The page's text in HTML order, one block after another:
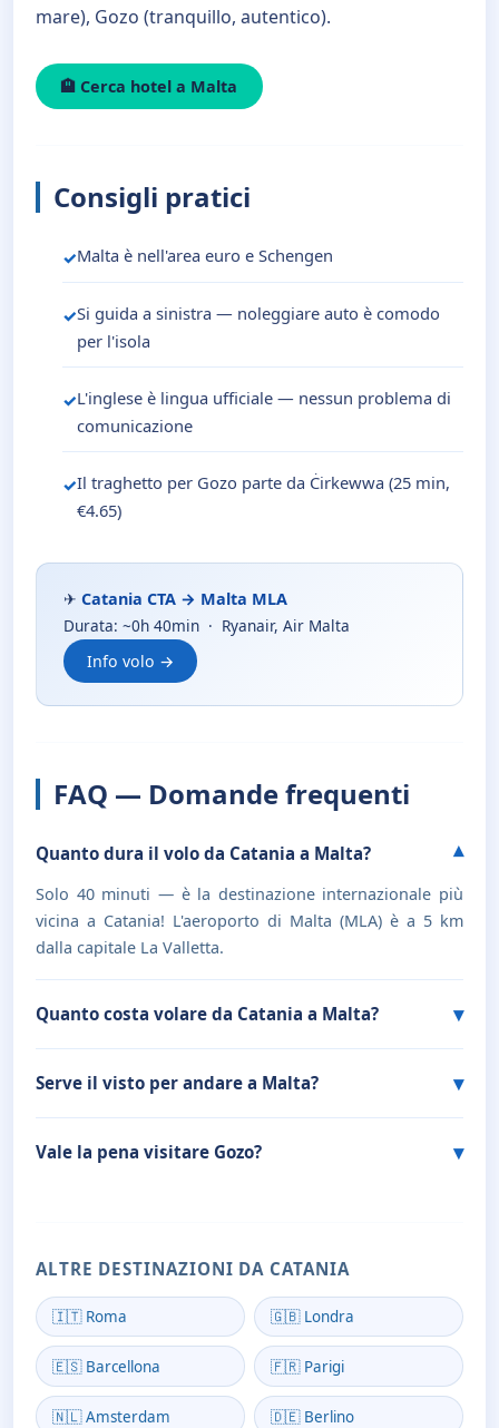
mare), Gozo (tranquillo, autentico).
🏨 Cerca hotel a Malta
Consigli pratici
Malta è nell'area euro e Schengen
Si guida a sinistra — noleggiare auto è comodo
per l'isola
L'inglese è lingua ufficiale — nessun problema di
comunicazione
Il traghetto per Gozo parte da Ċirkewwa (25 min,
€4.65)
✈ Catania CTA → Malta MLA
Durata: ~0h 40min · Ryanair, Air Malta
Info volo →
FAQ — Domande frequenti
Quanto dura il volo da Catania a Malta?
Solo 40 minuti — è la destinazione internazionale più
vicina a Catania! L'aeroporto di Malta (MLA) è a 5 km
dalla capitale La Valletta.
Quanto costa volare da Catania a Malta?
Serve il visto per andare a Malta?
Vale la pena visitare Gozo?
ALTRE DESTINAZIONI DA CATANIA
🇮🇹 Roma 🇬🇧 Londra
🇪🇸 Barcellona 🇫🇷 Parigi
🇳🇱 Amsterdam 🇩🇪 Berlino